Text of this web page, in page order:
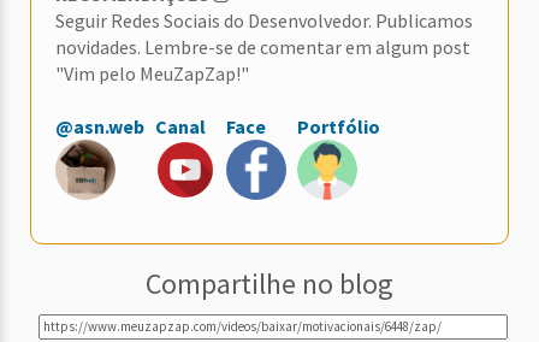
Seguir Redes Sociais do Desenvolvedor. Publicamos
novidades. Lembre-se de comentar em algum post
"Vim pelo MeuZapZap!"
@asn.web Canal Face Portfólio
Compartilhe no blog